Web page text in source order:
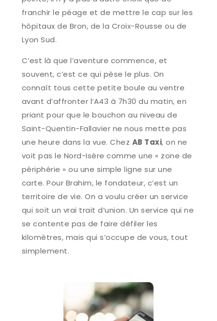
franchir le péage et de mettre le cap sur les
hôpitaux de Bron, de la Croix-Rousse ou de
Lyon Sud.
C’est là que l’aventure commence, et
souvent, c’est ce qui pèse le plus. On
connaît tous cette petite boule au ventre
avant d’affronter l’A43 à 7h30 du matin, en
priant pour que le bouchon au niveau de
Saint-Quentin-Fallavier ne nous mette pas
une heure dans la vue. Chez AB Taxi, on ne
voit pas le Nord-Isère comme une « zone de
périphérie » ou une simple ligne sur une
carte. Pour Brahim, le fondateur, c’est un
territoire de vie. On a voulu créer un service
qui soit un vrai trait d’union. Un service qui ne
se contente pas de faire défiler les
kilomètres, mais qui s’occupe de vous, tout
simplement.